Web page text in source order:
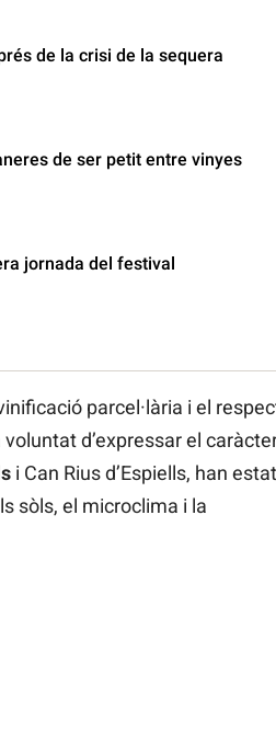
de la crisi de la sequera
de ser petit entre vinyes
jornada del festival
parcel·lària i el
d’expressar el
i Can Rius d’Espiells, han estat
sòls, el microclima i la